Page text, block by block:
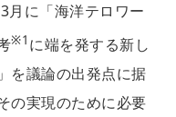
月に「海洋テロワー
※1 に端を発する新し
を議論の出発点に据
の実現のために必要